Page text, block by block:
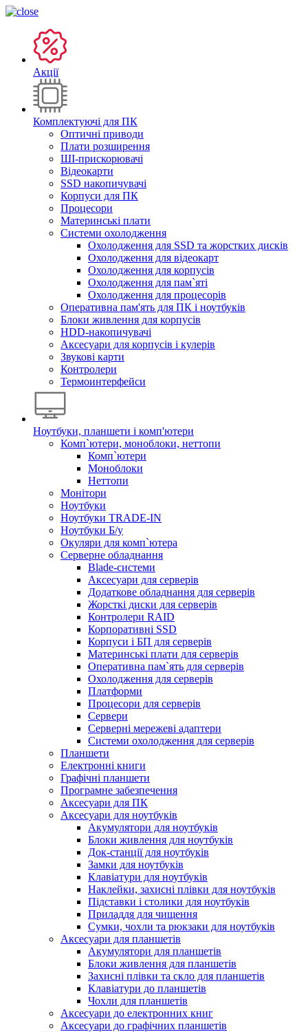
Акції
Комплектуючі для ПК
Оптичні приводи
Плати розширення
ШІ-прискорювачі
Відеокарти
SSD накопичувачі
Корпуси для ПК
Процесори
Материнські плати
Системи охолодження
Охолодження для SSD та жорстких дисків
Охолодження для відеокарт
Охолодження для корпусів
Охолодження для пам`яті
Охолодження для процесорів
Оперативна пам'ять для ПК і ноутбуків
Блоки живлення для корпусів
HDD-накопичувачі
Аксесуари для корпусів і кулерів
Звукові карти
Контролери
Термоинтерфейси
Ноутбуки, планшети і комп'ютери
Комп`ютери, моноблоки, неттопи
Комп`ютери
Моноблоки
Неттопи
Монітори
Ноутбуки
Ноутбуки TRADE-IN
Ноутбуки Б/у
Окуляри для комп`ютера
Серверне обладнання
Blade-системи
Аксесуари для серверів
Додаткове обладнання для серверів
Жорсткі диски для серверів
Контролери RAID
Корпоративні SSD
Корпуси і БП для серверів
Материнські плати для серверів
Оперативна пам`ять для серверів
Охолодження для серверів
Платформи
Процесори для серверів
Сервери
Серверні мережеві адаптери
Системи охолодження для серверів
Планшети
Електронні книги
Графічні планшети
Програмне забезпечення
Аксесуари для ПК
Аксесуари для ноутбуків
Акумулятори для ноутбуків
Блоки живлення для ноутбуків
Док-станції для ноутбуків
Замки для ноутбуків
Клавіатури для ноутбуків
Наклейки, захисні плівки для ноутбуків
Підставки і столики для ноутбуків
Приладдя для чищення
Сумки, чохли та рюкзаки для ноутбуків
Аксесуари для планшетів
Акумулятори для планшетів
Блоки живлення для планшетів
Захисні плівки та скло для планшетів
Клавіатури до планшетів
Чохли для планшетів
Аксесуари до електронних книг
Аксесуари дo графічних планшетів